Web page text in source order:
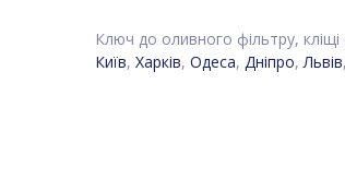
Ключ до оливного фільтру,
Київ, Харків, Одеса, Дніпро,Львів,